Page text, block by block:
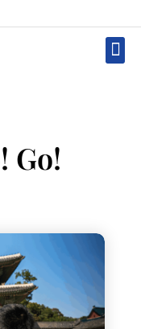
Go!